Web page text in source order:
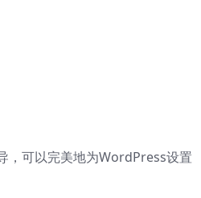
，可以完美地为WordPress设置